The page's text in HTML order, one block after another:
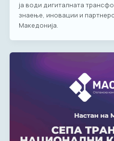
ја води дигиталната
знаење, иновации и
Македонија.